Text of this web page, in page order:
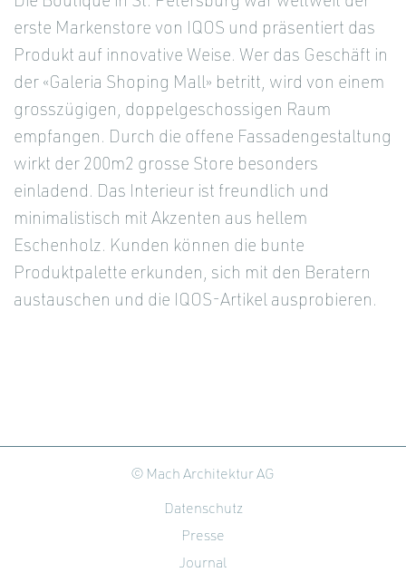
erste Markenstore von IQOS und präsentiert das
Produkt auf innovative Weise. Wer das Geschäft in
der «Galeria Shoping Mall» betritt, wird von einem
grosszügigen, doppelgeschossigen Raum
empfangen. Durch die offene Fassadengestaltung
wirkt der 200m2 grosse Store besonders
einladend. Das Interieur ist freundlich und
minimalistisch mit Akzenten aus hellem
Eschenholz. Kunden können die bunte
Produktpalette erkunden, sich mit den Beratern
austauschen und die IQOS-Artikel ausprobieren.
© Mach Architektur AG
Datenschutz
Presse
Journal